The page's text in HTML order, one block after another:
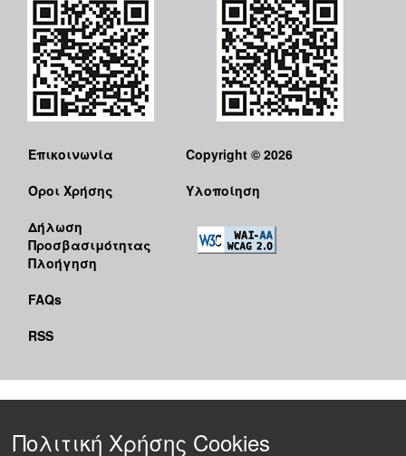
Επικοινωνία
Όροι Χρήσης
Δήλωση
Προσβασιμότητας
Πλοήγηση
FAQs
RSS
Copyright © 2026
Υλοποίηση
Πολιτική Χρήσης Cookies